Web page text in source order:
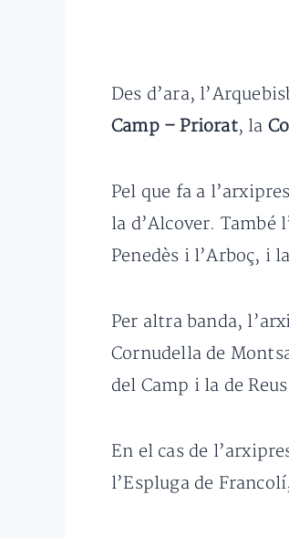
Des d’ara,
Camp – Priorat, la
Pel que fa a
la d’Alcover. També
Penedès i l’Arboç, i
Per altra banda,
Cornudella de
del Camp i la de
En el cas de
l’Espluga de